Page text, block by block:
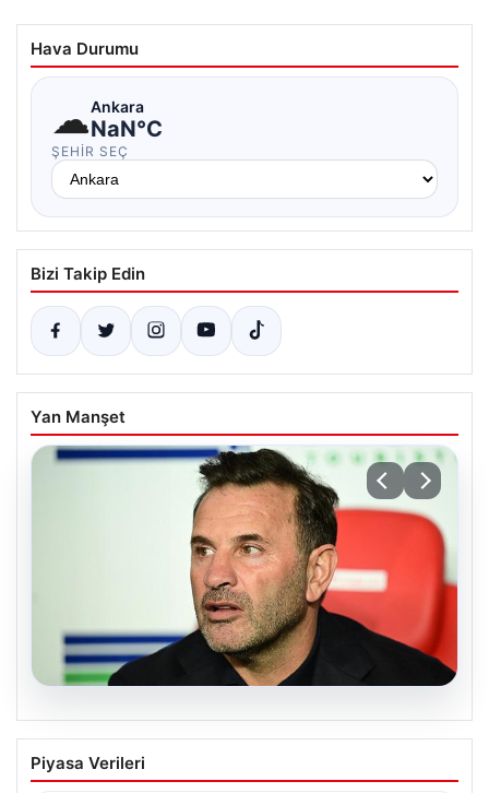
Hava Durumu
☁Ankara
NaN°C
ŞEHIR SEÇ
Bizi Takip Edin
Yan Manşet
Galatasaray 10 numara arayışını
netleştirdi: Batrakov için teklif, Mora
Piyasa Verileri